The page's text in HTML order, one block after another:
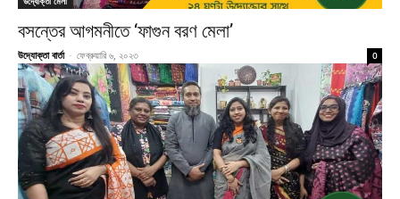
বসন্তের আগমনীতে ‘ফাগুন বরণ মেলা’
উদ্যোক্তা বার্তা - ফেব্রুয়ারি ৬, ২০২৩ 0